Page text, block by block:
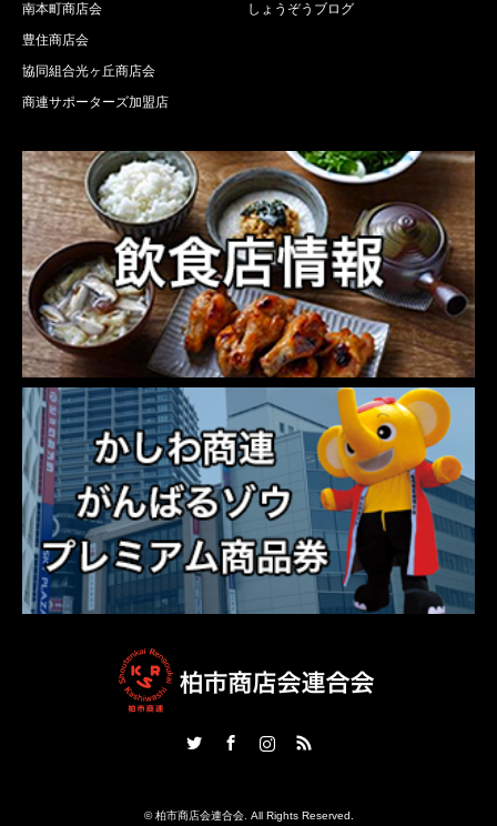
南本町商店会
豊住商店会
協同組合光ヶ丘商店会
商連サポーターズ加盟店
しょうぞうブログ
RSS
©柏市商店会連合会. All Rights Reserved.